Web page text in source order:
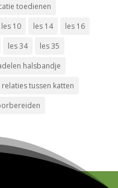
toedienen
les 10 les 14
les 16
les 34
les 35
halsbandje
relaties tussen katten